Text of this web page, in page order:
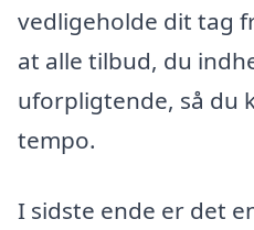
vedligeholde dit tag
at alle tilbud, du
uforpligtende, så du
tempo.
I sidste ende er det